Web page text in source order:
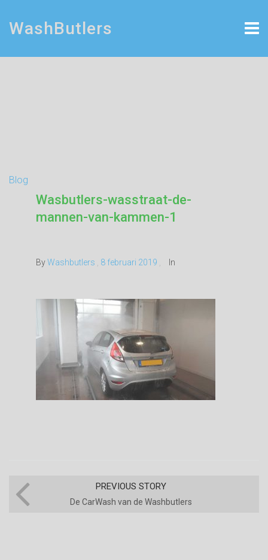
WashButlers
Blog
Wasbutlers-wasstraat-de-
mannen-van-kammen-1
ByWashbutlers 8 februari 2019 In
PREVIOUS STORY
De CarWash van de Washbutlers